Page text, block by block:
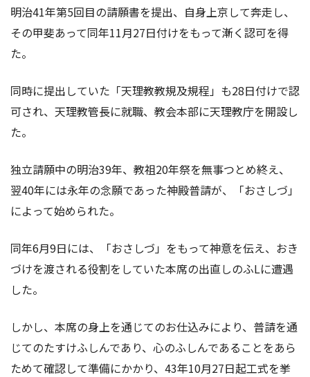
明治41年第5回目の請願書を提出、自身上京して奔走し、
その甲斐あって同年11月27日付けをもって漸く認可を得
た。
同時に提出していた「天理教教規及規程」も28日付けで認
可され、天理教管長に就職、教会本部に天理教庁を開設し
た。
独立請願中の明治39年、教祖20年祭を無事つとめ終え、
翌40年には永年の念願であった神殿普請が、「おさしづ」
によって始められた。
同年6月9日には、「おさしづ」をもって神意を伝え、おき
づけを渡される役割をしていた本席の出直しのふLに遭遇
した。
しかし、本席の身上を通じてのお仕込みにより、普請を通
じてのたすけふしんであり、心のふしんであることをあら
ためて確認して準備にかかり、43年10月27日起工式を挙